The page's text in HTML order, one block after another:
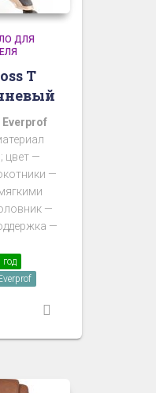
ДЛЯ
T
Everprof
цвет —
—
—
—